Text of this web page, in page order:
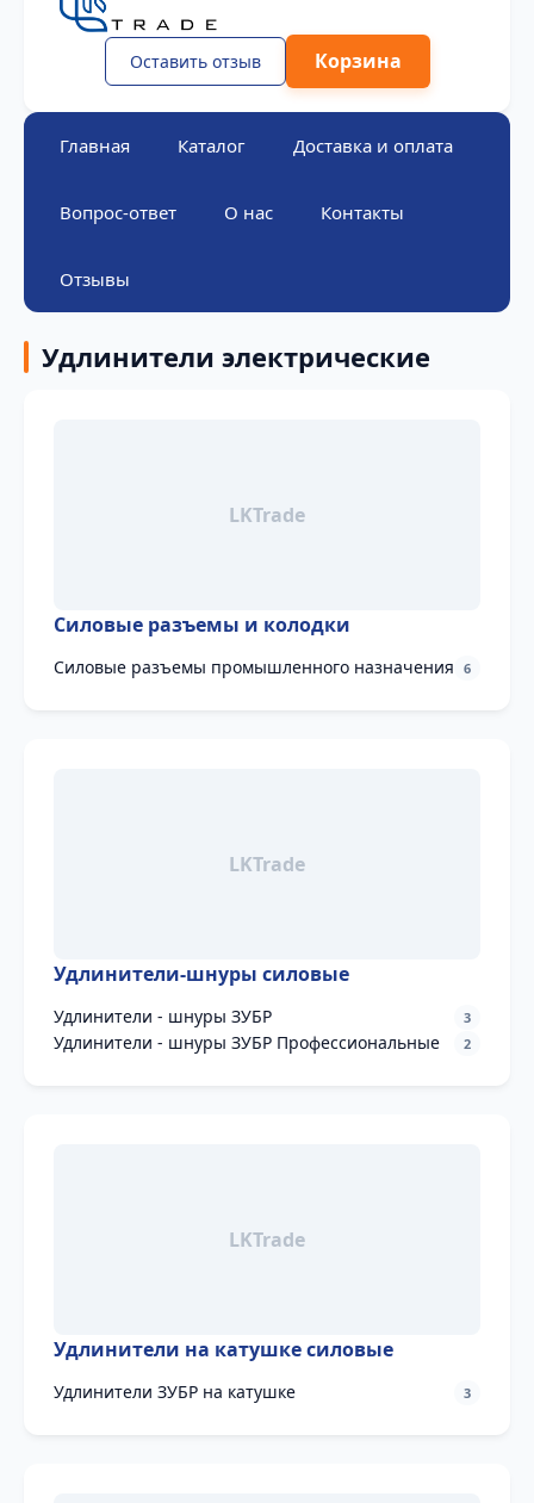
Оставить отзыв Корзина
Главная Каталог Доставка и оплата
Вопрос-ответ О нас Контакты
Отзывы
Удлинители электрические
Силовые разъемы и колодки
Силовые разъемы промышленного назначения 6
Удлинители-шнуры силовые
Удлинители - шнуры ЗУБР 3
Удлинители - шнуры ЗУБР Профессиональные 2
Удлинители на катушке силовые
Удлинители ЗУБР на катушке 3